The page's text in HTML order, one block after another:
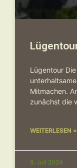
Lügentour
Mitmachen.
zunächst die
WEITERLESEN »
8. Juli 2024